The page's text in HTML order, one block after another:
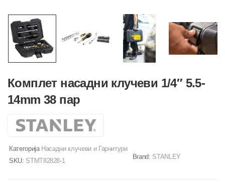
Комплет насадни клучеви 1/4″ 5.5-
14mm 38 пар
Категорија Насадни клучеви и Гарнитури
SKU: STMT82828-1
Brand: STANLEY